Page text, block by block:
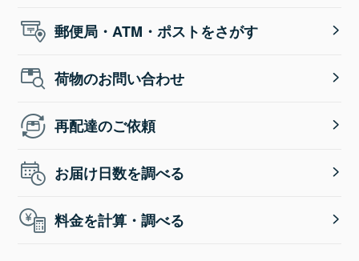
郵便局・ATM・ポストをさがす
荷物のお問い合わせ
再配達のご依頼
お届け日数を調べる
料金を計算・調べる